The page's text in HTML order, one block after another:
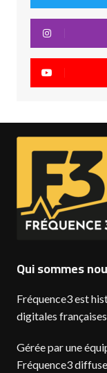
Qui sommes
Fréquence3 est
digitales
Gérée par une
Fréquence3